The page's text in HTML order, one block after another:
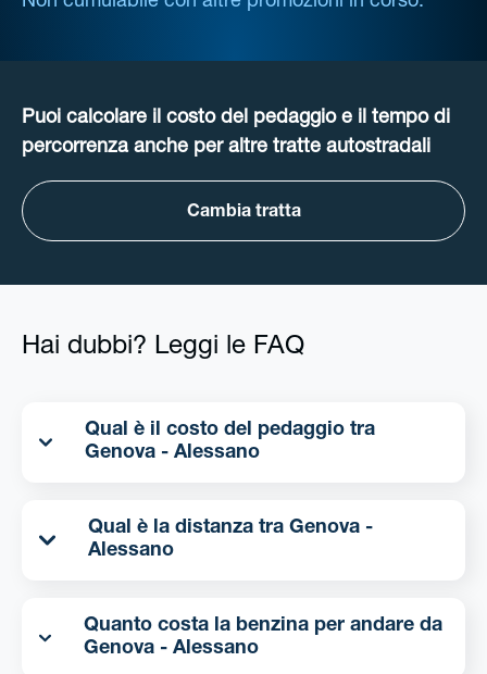
Puoi calcolare il costo del pedaggio e il tempo di
percorrenza anche per altre tratte autostradali
Cambia tratta
Hai dubbi? Leggi le FAQ
Qual è il costo del pedaggio tra
Genova - Alessano
Qual è la distanza tra Genova -
Alessano
Quanto costa la benzina per andare da
Genova - Alessano